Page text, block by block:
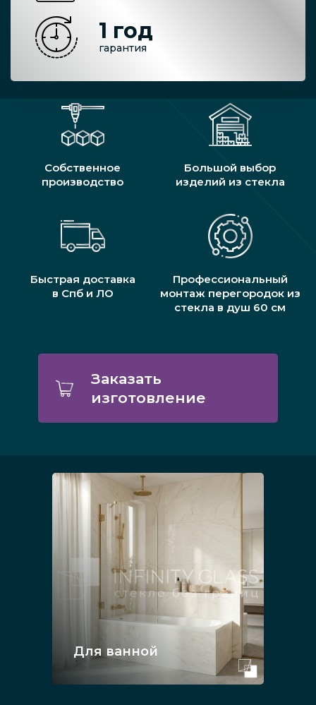
1 год
гарантия
Собственное
производство
Большой выбор
изделий из стекла
Быстрая доставка
в Спб и ЛО
Профессиональный
монтаж перегородок из
стекла в душ 60 см
Заказать
изготовление
Для ванной